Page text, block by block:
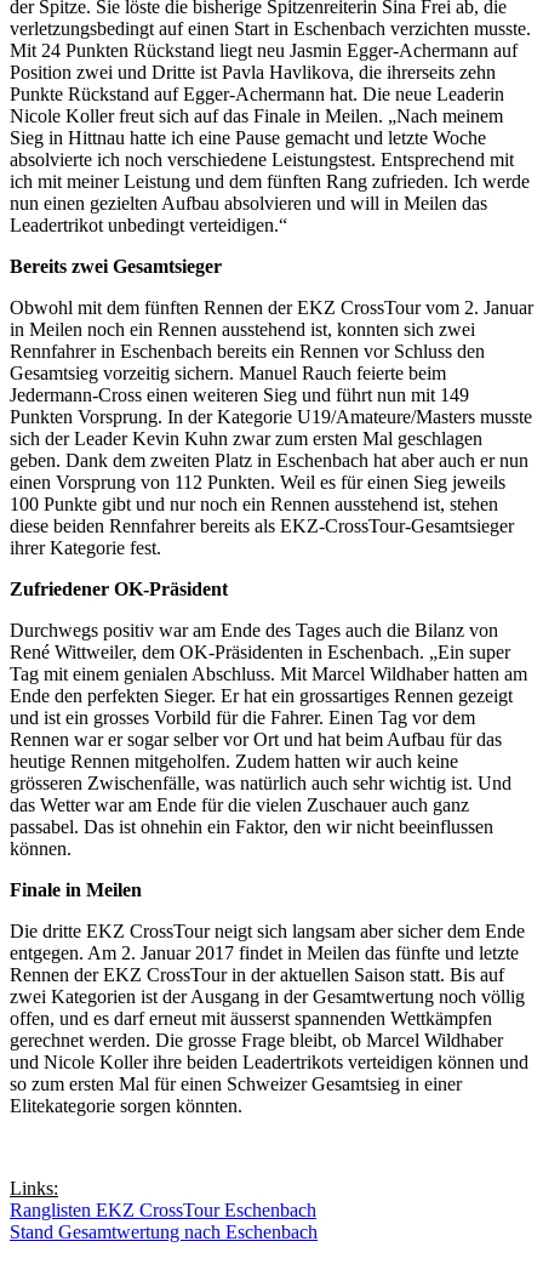
der Spitze. Sie löste die bisherige Spitzenreiterin Sina Frei ab, die
verletzungsbedingt auf einen Start in Eschenbach verzichten musste.
Mit 24 Punkten Rückstand liegt neu Jasmin Egger-Achermann auf
Position zwei und Dritte ist Pavla Havlikova, die ihrerseits zehn
Punkte Rückstand auf Egger-Achermann hat. Die neue Leaderin
Nicole Koller freut sich auf das Finale in Meilen. „Nach meinem
Sieg in Hittnau hatte ich eine Pause gemacht und letzte Woche
absolvierte ich noch verschiedene Leistungstest. Entsprechend mit
ich mit meiner Leistung und dem fünften Rang zufrieden. Ich werde
nun einen gezielten Aufbau absolvieren und will in Meilen das
Leadertrikot unbedingt verteidigen.“
Bereits zwei Gesamtsieger
Obwohl mit dem fünften Rennen der EKZ CrossTour vom 2. Januar
in Meilen noch ein Rennen ausstehend ist, konnten sich zwei
Rennfahrer in Eschenbach bereits ein Rennen vor Schluss den
Gesamtsieg vorzeitig sichern. Manuel Rauch feierte beim
Jedermann-Cross einen weiteren Sieg und führt nun mit 149
Punkten Vorsprung. In der Kategorie U19/Amateure/Masters musste
sich der Leader Kevin Kuhn zwar zum ersten Mal geschlagen
geben. Dank dem zweiten Platz in Eschenbach hat aber auch er nun
einen Vorsprung von 112 Punkten. Weil es für einen Sieg jeweils
100 Punkte gibt und nur noch ein Rennen ausstehend ist, stehen
diese beiden Rennfahrer bereits als EKZ-CrossTour-Gesamtsieger
ihrer Kategorie fest.
Zufriedener OK-Präsident
Durchwegs positiv war am Ende des Tages auch die Bilanz von
René Wittweiler, dem OK-Präsidenten in Eschenbach. „Ein super
Tag mit einem genialen Abschluss. Mit Marcel Wildhaber hatten am
Ende den perfekten Sieger. Er hat ein grossartiges Rennen gezeigt
und ist ein grosses Vorbild für die Fahrer. Einen Tag vor dem
Rennen war er sogar selber vor Ort und hat beim Aufbau für das
heutige Rennen mitgeholfen. Zudem hatten wir auch keine
grösseren Zwischenfälle, was natürlich auch sehr wichtig ist. Und
das Wetter war am Ende für die vielen Zuschauer auch ganz
passabel. Das ist ohnehin ein Faktor, den wir nicht beeinflussen
können.
Finale in Meilen
Die dritte EKZ CrossTour neigt sich langsam aber sicher dem Ende
entgegen. Am 2. Januar 2017 findet in Meilen das fünfte und letzte
Rennen der EKZ CrossTour in der aktuellen Saison statt. Bis auf
zwei Kategorien ist der Ausgang in der Gesamtwertung noch völlig
offen, und es darf erneut mit äusserst spannenden Wettkämpfen
gerechnet werden. Die grosse Frage bleibt, ob Marcel Wildhaber
und Nicole Koller ihre beiden Leadertrikots verteidigen können und
so zum ersten Mal für einen Schweizer Gesamtsieg in einer
Elitekategorie sorgen könnten.
Links:
Ranglisten EKZ CrossTour Eschenbach
Stand Gesamtwertung nach Eschenbach